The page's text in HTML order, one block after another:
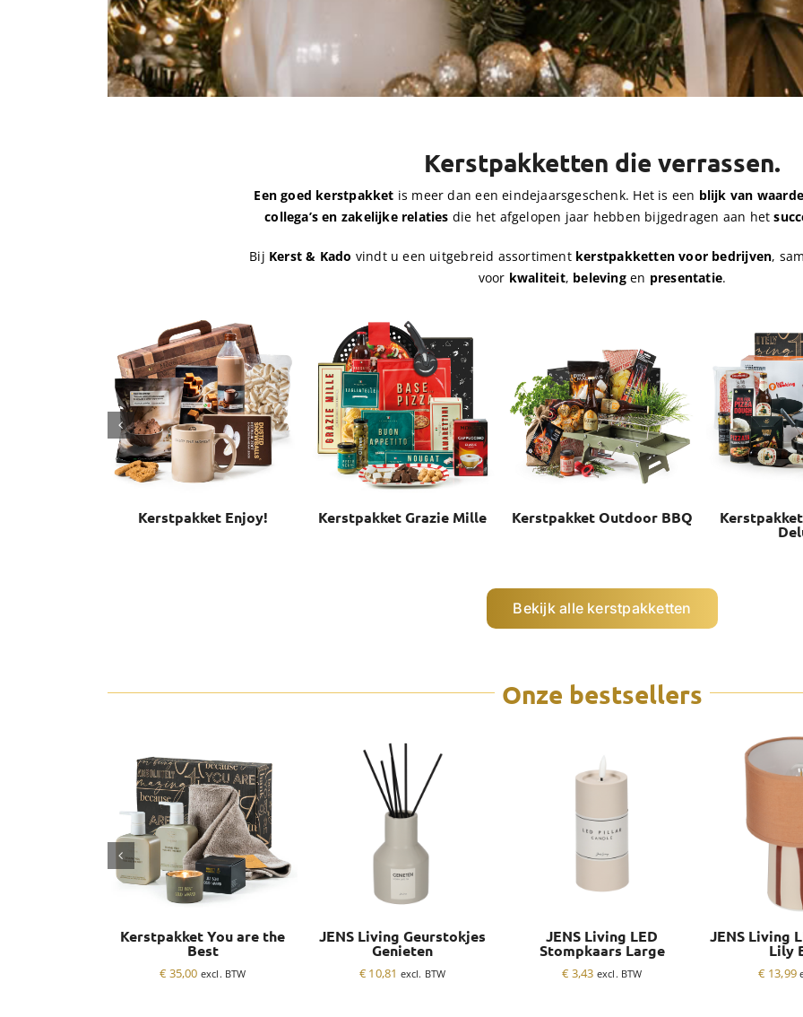
Kerstpakketten die verrassen.
Een goed kerstpakket is meer dan een eindejaarsgeschenk. Het is een blijk van
collega’s en zakelijke relaties die het afgelopen jaar hebben bijgedragen aan het
Bij Kerst & Kado vindt u een uitgebreid assortiment kerstpakketten voor bedrijven,
voor kwaliteit, belevingen presentatie.
Kerstpakket Enjoy! Kerstpakket Grazie Mille Kerstpakket Outdoor BBQ
Bekijk alle kerstpakketten
Onze bestsellers
Kerstpakket You are the
Best
€ 35,00 excl. BTW
JENS Living Geurstokjes
Genieten
€ 10,81 excl. BTW
JENS Living LED
Stompkaars Large
€ 3,43 excl. BTW
JENS Living
Lily
€ 13,99